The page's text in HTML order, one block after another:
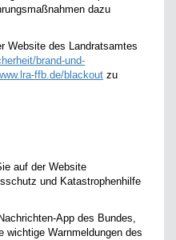
dazu
Website des Landratsamtes
brand-und-
ffb.de/blackout zu
auf der Website
und Katastrophenhilfe
App des Bundes,
wichtige Warnmeldungen des